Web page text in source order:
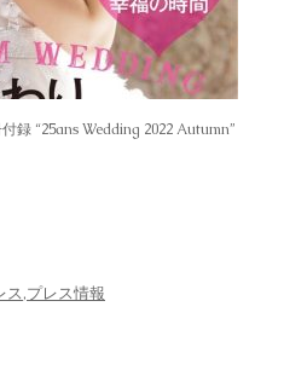
録 “25ans Wedding 2022 Autumn”
ス,プレス情報